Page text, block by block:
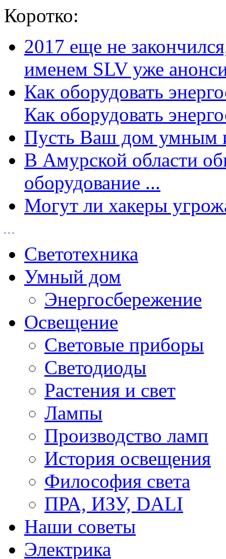
Коротко:
2017 еще не
именем SLV уже
Как оборудовать
Как оборудовать
Пусть Ваш дом умным
В Амурской области
оборудование ...
Могут ли хакеры
Светотехника
Умный дом
Энергосбережение
Освещение
Световые приборы
Светодиоды
Растения и свет
Лампы
Производство ламп
История освещения
Философия света
ПРА, ИЗУ, DALI
Наши советы
Электрика